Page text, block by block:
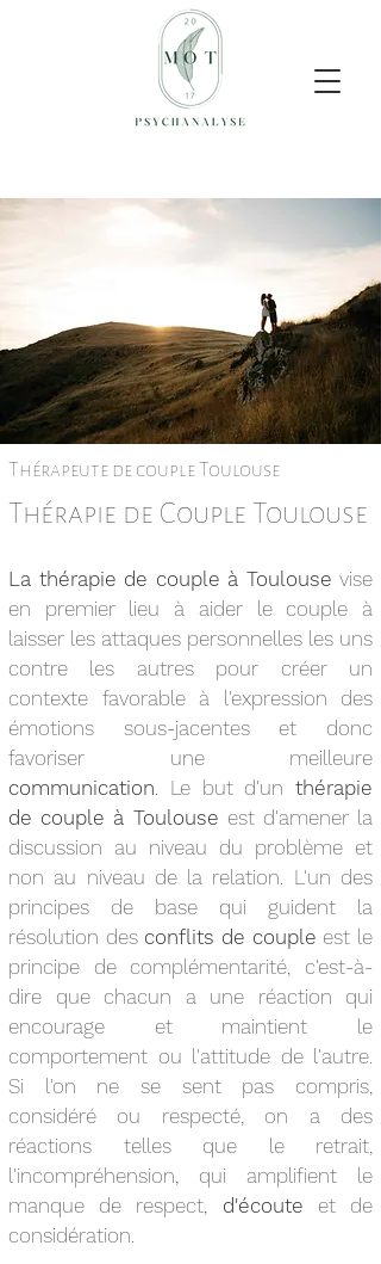
Thérapeute de couple Toulouse
Thérapie de Couple Toulouse
La thérapie de couple à Toulouse vise
en premier lieu à aider le couple à
laisser les attaques personnelles les uns
contre les autres pour créer un
contexte favorable à l'expression des
émotions sous-jacentes et donc
favoriser une meilleure
communication. Le but d'un thérapie
de couple à Toulouse est d'amener la
discussion au niveau du problème et
non au niveau de la relation. L'un des
principes de base qui guident la
résolution des conflits de couple est le
principe de complémentarité, c'est-à-
dire que chacun a une réaction qui
encourage et maintient le
comportement ou l'attitude de l'autre.
Si l'on ne se sent pas compris,
considéré ou respecté, on a des
réactions telles que le retrait,
l'incompréhension, qui amplifient le
manque de respect, d'écoute et de
considération.